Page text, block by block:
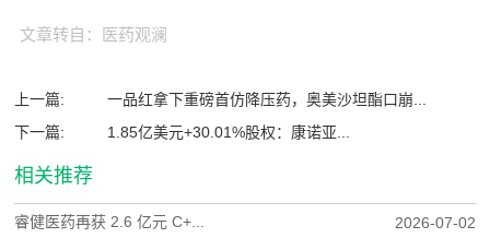
文章转自：医药观澜
上一篇:
一品红拿下重磅首仿降压药，奥美沙坦酯口崩...
下一篇:
1.85亿美元+30.01%股权：康诺亚...
相关推荐
睿健医药再获 2.6 亿元 C+... 2026-07-02